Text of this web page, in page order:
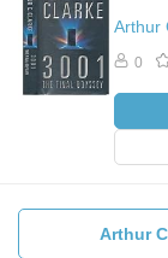
Arthur
0
Arthur